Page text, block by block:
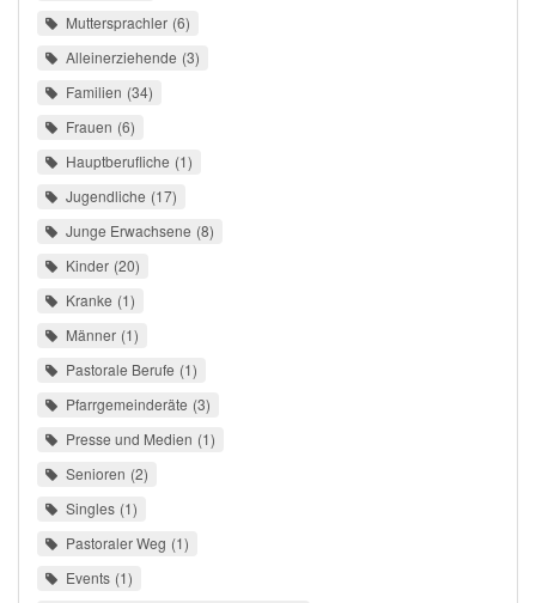
Muttersprachler 6
Alleinerziehende 3
Familien 34
Frauen 6
Hauptberufliche 1
Jugendliche 17
Junge Erwachsene 8
Kinder 20
Kranke 1
Männer 1
Pastorale Berufe 1
Pfarrgemeinderäte 3
Presse und Medien 1
Senioren 2
Singles 1
Pastoraler Weg 1
Events 1